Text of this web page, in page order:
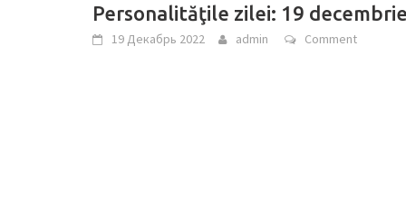
Personalităţile zilei: 19
19 Декабрь 2022 admin Comment